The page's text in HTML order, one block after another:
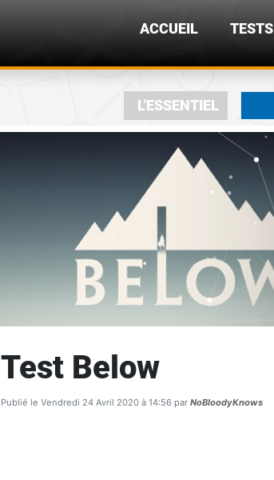
ACCUEIL TESTS
L'ESSENTIEL
Test Below
Publié le Vendredi 24 Avril 2020 à 14:56 par NoBloodyKnows